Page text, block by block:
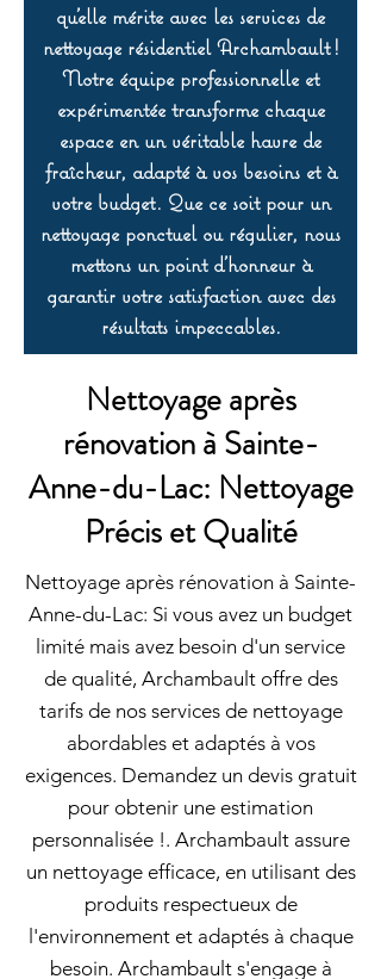
qu’elle mérite avec les services de
nettoyage résidentiel Archambault !
Notre équipe professionnelle et
expérimentée transforme chaque
espace en un véritable havre de
fraîcheur, adapté à vos besoins et à
votre budget. Que ce soit pour un
nettoyage ponctuel ou régulier, nous
mettons un point d’honneur à
garantir votre satisfaction avec des
résultats impeccables.
Nettoyage après
rénovation à Sainte-
Anne-du-Lac: Nettoyage
Précis et Qualité
Nettoyage après rénovation à Sainte-
Anne-du-Lac: Si vous avez un budget
limité mais avez besoin d'un service
de qualité, Archambault offre des
tarifs de nos services de nettoyage
abordables et adaptés à vos
exigences. Demandez un devis gratuit
pour obtenir une estimation
personnalisée !. Archambault assure
un nettoyage efficace, en utilisant des
produits respectueux de
l'environnement et adaptés à chaque
besoin. Archambault s'engage à